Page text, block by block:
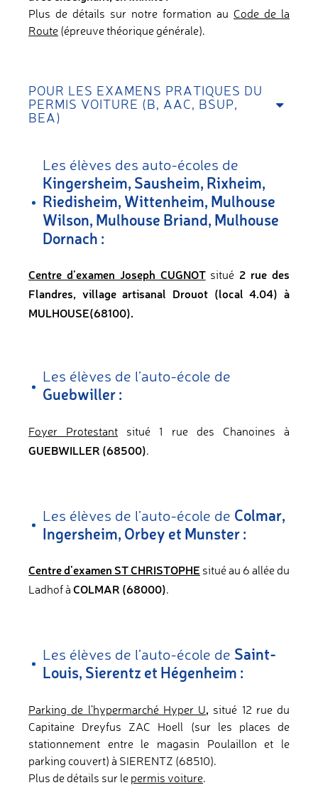
Plus de détails sur notre formation au Code de la
Route (épreuve théorique générale).
POUR LES EXAMENS PRATIQUES DU
PERMIS VOITURE (B, AAC, BSUP,
BEA)
Les élèves des auto-écoles de
Kingersheim, Sausheim, Rixheim,
Riedisheim, Wittenheim, Mulhouse
Wilson, Mulhouse Briand, Mulhouse
Dornach :
Centre d’examen Joseph CUGNOT situé 2 rue des
Flandres, village artisanal Drouot (local 4.04) à
MULHOUSE(68100).
Les élèves de l’auto-école de
Guebwiller :
Foyer Protestant situé 1 rue des Chanoines à
GUEBWILLER (68500).
Les élèves de l’auto-école de Colmar,
Ingersheim, Orbey et Munster :
Centre d’examen ST CHRISTOPHE situé au 6 allée du
Ladhof à COLMAR (68000).
Les élèves de l’auto-école de Saint-
Louis, Sierentz et Hégenheim :
Parking de l’hypermarché Hyper U, situé 12 rue du
Capitaine Dreyfus ZAC Hoell (sur les places de
stationnement entre le magasin Poulaillon et le
parking couvert) à SIERENTZ (68510).
Plus de détails sur le permis voiture.